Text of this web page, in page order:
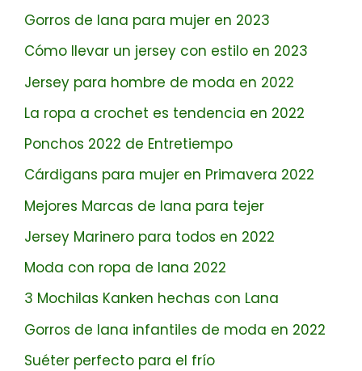
Gorros de lana para mujer en 2023
Cómo llevar un jersey con estilo en 2023
Jersey para hombre de moda en 2022
La ropa a crochet es tendencia en 2022
Ponchos 2022 de Entretiempo
Cárdigans para mujer en Primavera 2022
Mejores Marcas de lana para tejer
Jersey Marinero para todos en 2022
Moda con ropa de lana 2022
3 Mochilas Kanken hechas con Lana
Gorros de lana infantiles de moda en 2022
Suéter perfecto para el frío